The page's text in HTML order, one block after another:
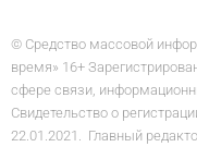
© Средство массовой
время» 16+
сфере связи,
Свидетельство о
22.01.2021. Главный